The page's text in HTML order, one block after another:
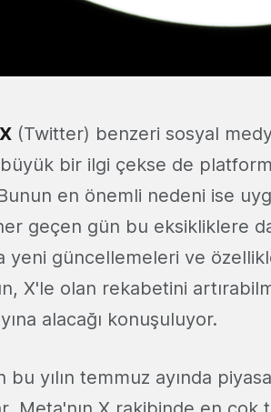
X (Twitter) benzeri sosyal
bir ilgi çekse de
en önemli nedeni ise
geçen gün bu eksikliklere
yeni güncellemeleri ve
X'le olan rekabetini
alacağı konuşuluyor.
bu yılın temmuz ayında